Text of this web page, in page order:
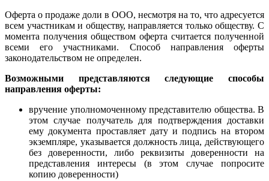
Оферта о продаже доли в ООО, несмотря на то, что адресуется
всем участникам и обществу, направляется только обществу. С
момента получения обществом оферта считается полученной
всеми его участниками. Способ направления оферты
законодательством не определен.
Возможными представляются следующие способы
направления оферты:
вручение уполномоченному представителю общества. В
этом случае получатель для подтверждения доставки
ему документа проставляет дату и подпись на втором
экземпляре, указывается должность лица, действующего
без доверенности, либо реквизиты доверенности на
представления интересы (в этом случае попросите
копию доверенности)